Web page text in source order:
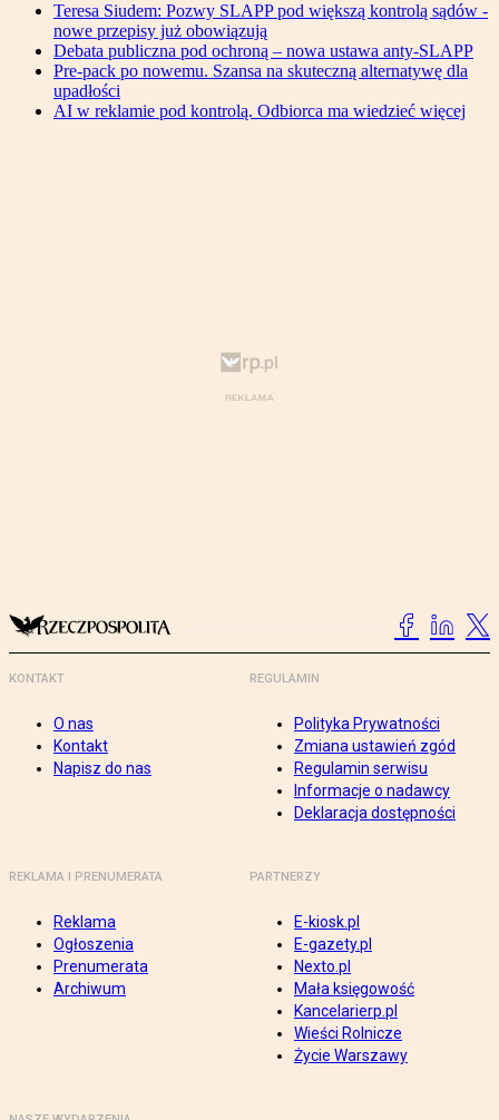
Teresa Siudem: Pozwy SLAPP pod większą kontrolą sądów -
nowe przepisy już obowiązują
Debata publiczna pod ochroną – nowa ustawa anty-SLAPP
Pre-pack po nowemu. Szansa na skuteczną alternatywę dla
upadłości
AI w reklamie pod kontrolą. Odbiorca ma wiedzieć więcej
KONTAKT
O nas
Kontakt
Napisz do nas
REGULAMIN
Polityka Prywatności
Zmiana ustawień zgód
Regulamin serwisu
Informacje o nadawcy
Deklaracja dostępności
REKLAMA I PRENUMERATA
Reklama
Ogłoszenia
Prenumerata
Archiwum
PARTNERZY
E-kiosk.pl
E-gazety.pl
Nexto.pl
Mała księgowość
Kancelarierp.pl
Wieści Rolnicze
Życie Warszawy